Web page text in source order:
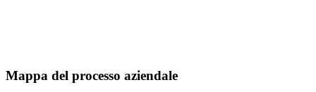
Mappa del processo aziendale